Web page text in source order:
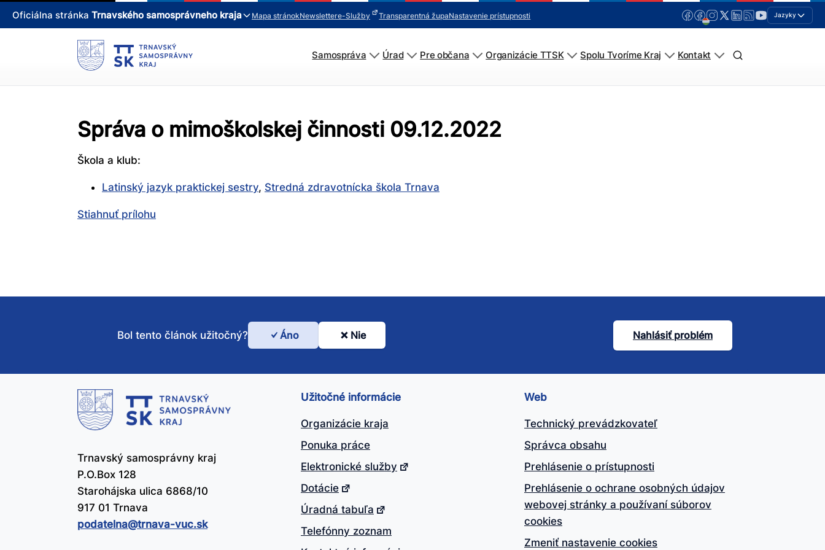
Oficiálna stránka Trnavského samosprávneho kraja Mapa stránokNewslettere-Služby Transparentná župaNastavenie prístupnosti Jazyky
Samospráva Úrad Pre občana Organizácie TTSK Spolu Tvoríme Kraj Kontakt
Správa o mimoškolskej činnosti 09.12.2022
Škola a klub:
Latinský jazyk praktickej sestry, Stredná zdravotnícka škola Trnava
Stiahnuť prílohu
Bol
tento
článok
užitočný?
Bol tento článok užitočný? Áno Nie Nahlásiť problém
Trnavský samosprávny kraj
P.O.Box 128
Starohájska ulica 6868/10
917 01 Trnava
podatelna@​trnava-vuc.sk
Užitočné informácie
Organizácie kraja
Ponuka práce
Elektronické služby
Dotácie
Úradná tabuľa
Telefónny zoznam
Web
Technický prevádzkovateľ
Správca obsahu
Prehlásenie o prístupnosti
Prehlásenie o ochrane osobných údajov
webovej stránky a používaní súborov
cookies
Zmeniť nastavenie cookies